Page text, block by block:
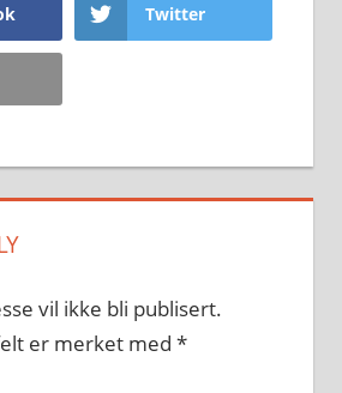
Twitter
vil ikke bli publisert.
er merket med *